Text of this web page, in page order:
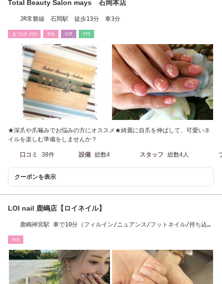
Total Beauty Salon mays 石岡本店
JR常磐線 石岡駅 徒歩13分 車3分
まつげ･ﾒｲｸ ﾈｲﾙ ｴｽﾃ ﾘﾗｸ
★深爪や爪噛みでお悩みの方にオススメ★綺麗に自爪を伸ばして、可愛いネ
イルを楽しむ準備をしませんか？
口コミ 38件 設備 総数4 スタッフ 総数4人
クーポンを表示
LOI nail 鹿嶋店【ロイネイル】
鹿嶋神宮駅 車で10分（フィルイン/ニュアンス/フットネイル/持ち込
ﾈｲﾙ